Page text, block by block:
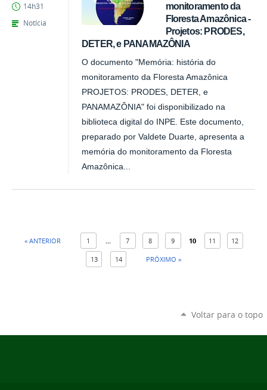
monitoramento da
Floresta Amazônica -
Projetos: PRODES,
DETER, e PANAMAZÔNIA
O documento "Memória: história do
monitoramento da Floresta Amazônica
PROJETOS: PRODES, DETER, e
PANAMAZÔNIA" foi disponibilizado na
biblioteca digital do INPE. Este documento,
preparado por Valdete Duarte, apresenta a
memória do monitoramento da Floresta
Amazônica...
14h31
Notícia
« ANTERIOR 1 7 8 9 10 11 12
13 14 PRÓXIMO »
Voltar para o topo